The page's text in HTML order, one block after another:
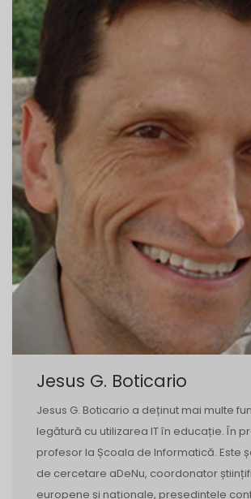
Jesus G. Boticario
Jesus G. Boticario a deținut mai multe
legătură cu utilizarea IT în educație. În
profesor la Școala de Informatică. Este
de cercetare aDeNu, coordonator
europene și naționale, președintele